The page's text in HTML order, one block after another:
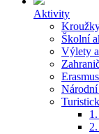
Aktivity
Školní
Výlety